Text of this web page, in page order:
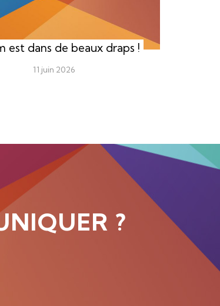
est dans de beaux draps !
11 juin 2026
?